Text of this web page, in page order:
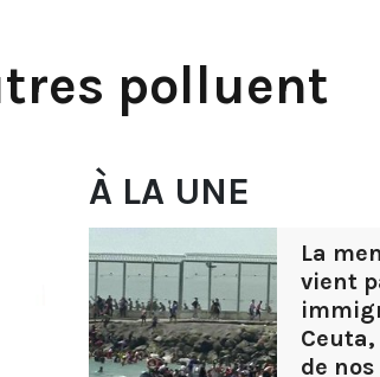
polluent
À LA UNE
La
vient
de